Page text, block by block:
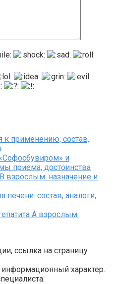
к применению, состав,
«Софосбувиром» и
приема, достоинства
взрослым: назначение и
печени: состав, аналоги,
А взрослым:
ссылка на страницу
характер.